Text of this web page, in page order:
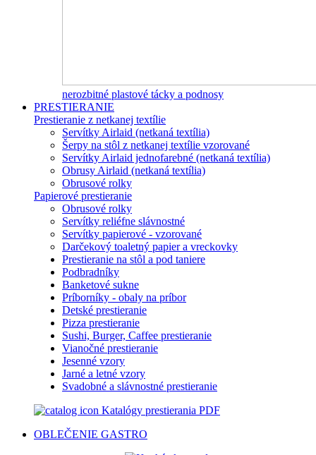
nerozbitné plastové tácky a podnosy
PRESTIERANIE
Prestieranie z netkanej textílie
Servítky Airlaid (netkaná textília)
Šerpy na stôl z netkanej textílie vzorované
Servítky Airlaid jednofarebné (netkaná textília)
Obrusy Airlaid (netkaná textília)
Obrusové rolky
Papierové prestieranie
Obrusové rolky
Servítky reliéfne slávnostné
Servítky papierové - vzorované
Darčekový toaletný papier a vreckovky
Prestieranie na stôl a pod taniere
Podbradníky
Banketové sukne
Príborníky - obaly na príbor
Detské prestieranie
Pizza prestieranie
Sushi, Burger, Caffee prestieranie
Vianočné prestieranie
Jesenné vzory
Jarné a letné vzory
Svadobné a slávnostné prestieranie
Katalógy prestierania PDF
OBLEČENIE GASTRO